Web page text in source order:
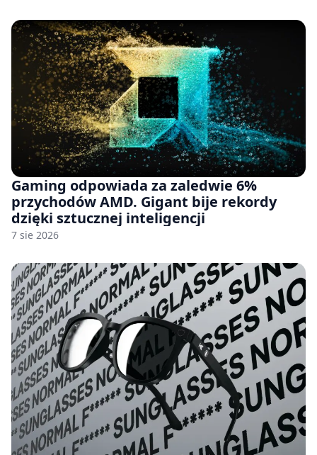
Gaming odpowiada za zaledwie 6%
przychodów AMD. Gigant bije rekordy
dzięki sztucznej inteligencji
7 sie 2026